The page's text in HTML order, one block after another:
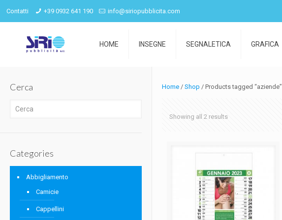
Contatti +39 0932 641 190 info@siriopubblicita.com
HOME INSEGNE SEGNALETICA GRAFICA
Home /Shop / Products tagged “aziende”
Showing all 2 resultsSorted
Cerca
Categories
Abbigliamento
Camicie
Cappellini